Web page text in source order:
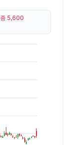
종 5,600